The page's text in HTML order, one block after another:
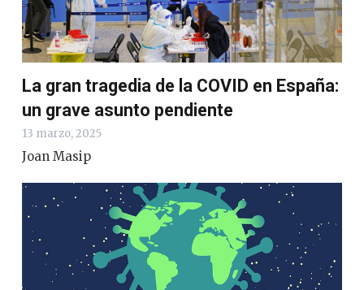
La gran tragedia de la COVID en España:
un grave asunto pendiente
13 marzo, 2025
Joan Masip